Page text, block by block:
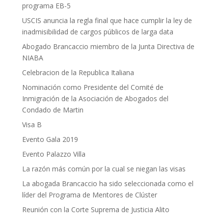
programa EB-5
USCIS anuncia la regla final que hace cumplir la ley de
inadmisibilidad de cargos públicos de larga data
Abogado Brancaccio miembro de la Junta Directiva de
NIABA
Celebracion de la Republica Italiana
Nominación como Presidente del Comité de
Inmigración de la Asociación de Abogados del
Condado de Martin
Visa B
Evento Gala 2019
Evento Palazzo Villa
La razón más común por la cual se niegan las visas
La abogada Brancaccio ha sido seleccionada como el
líder del Programa de Mentores de Clúster
Reunión con la Corte Suprema de Justicia Alito